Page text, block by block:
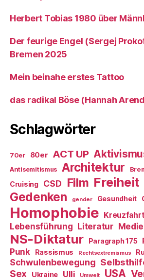
Herbert Tobias 1980 über
Der feurige Engel (Sergej
Bremen 2025
Mein beinahe erstes Tattoo
das radikal Böse (Hannah
Schlagwörter
70er 80er ACT UP
Antisemitismus Architektur
Cruising CSD Film Freiheit
Gedenken gender Gesundheit
Homophobie Kreuzfahrt
Lebensführung Literatur
NS-Diktatur Paragraph 175
Punk
Rassismus Rechtsextremismus
Schwulenbewegung
Sex Ukraine Ulli Umwelt USA